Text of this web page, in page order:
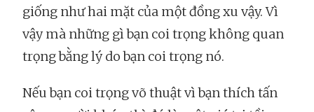
giống như hai mặt của một đồng xu vậy. Vì
vậy mà những gì bạn coi trọng không quan
trọng bằng lý do bạn coi trọng nó.
Nếu bạn coi trọng võ thuật vì bạn thích tấn